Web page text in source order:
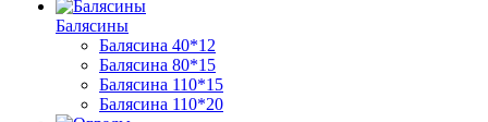
Балясины
Балясина 40*12
Балясина 80*15
Балясина 110*15
Балясина 110*20